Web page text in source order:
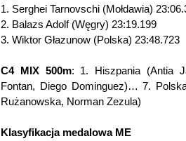
1. Serghei Tarnovschi (Mołdawia)
2. Balazs Adolf (Węgry) 23:19.199
3. Wiktor Głazunow (Polska) 23:48.723
C4 MIX 500m: 1. Hiszpania (Antia
Fontan, Diego Dominguez)… 7.
Rużanowska, Norman Zezula)
Klasyfikacja medalowa ME